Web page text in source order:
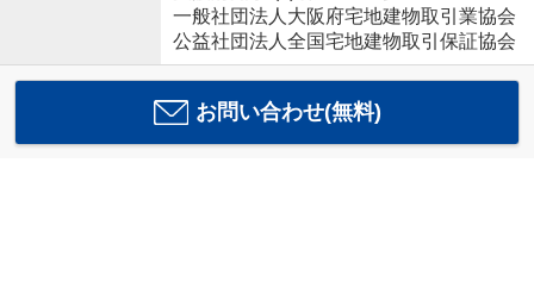
一般社団法人大阪府宅地建物取引業協会
公益社団法人全国宅地建物取引保証協会
お問い合わせ(無料)